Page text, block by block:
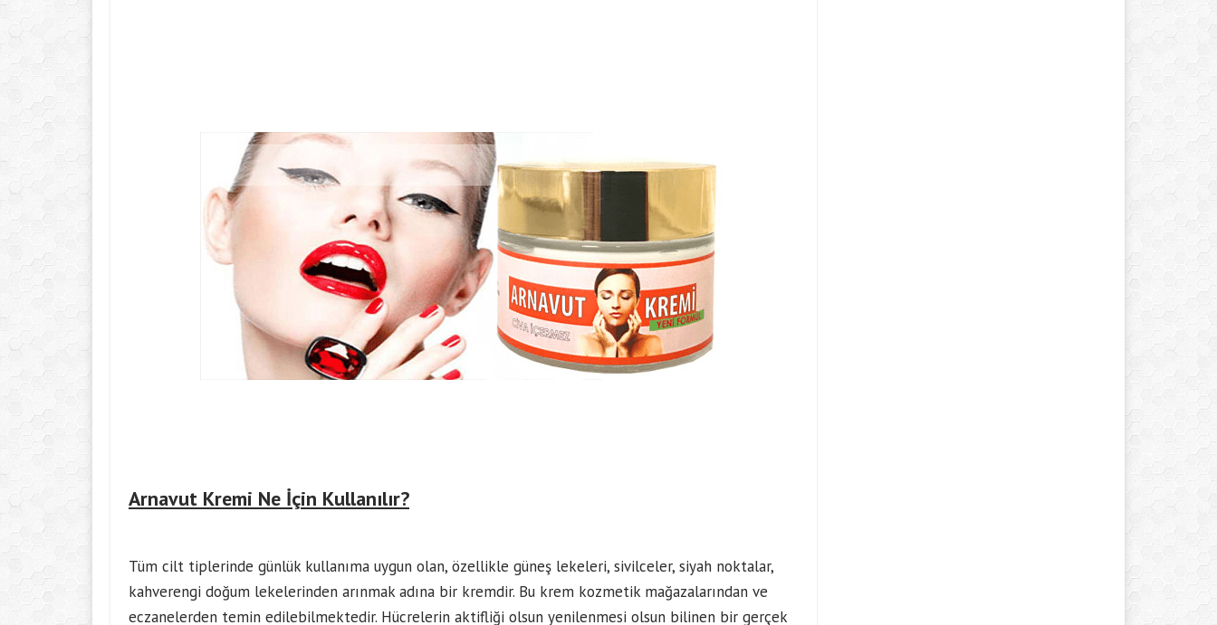
Arnavut Kremi Ne İçin Kullanılır?
Tüm cilt tiplerinde günlük kullanıma uygun olan, özellikle güneş lekeleri, sivilceler, siyah noktalar,
kahverengi doğum lekelerinden arınmak adına bir kremdir. Bu krem kozmetik mağazalarından ve
eczanelerden temin edilebilmektedir. Hücrelerin aktifliği olsun yenilenmesi olsun bilinen bir gerçek